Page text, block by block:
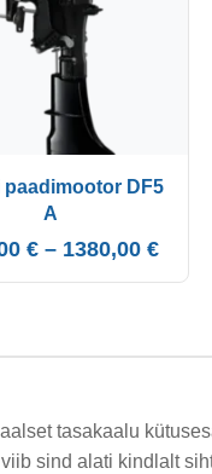
paadimootor DF5
A
€ – 1380,00 €
tasakaalu
sind alati kindlalt